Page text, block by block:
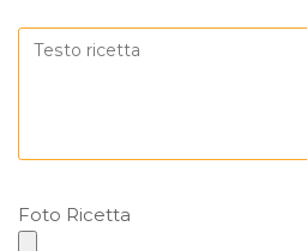
Foto Ricetta